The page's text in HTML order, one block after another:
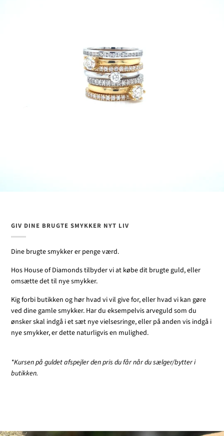
GIV DINE BRUGTE SMYKKER NYT LIV
Dine brugte smykker er penge værd.
Hos House of Diamonds tilbyder vi at købe dit brugte guld, eller
omsætte det til nye smykker.
Kig forbi butikken og hør hvad vi vil give for, eller hvad vi kan gøre
ved dine gamle smykker. Har du eksempelvis arveguld som du
ønsker skal indgå i et sæt nye vielsesringe, eller på anden vis indgå i
nye smykker, er dette naturligvis en mulighed.
*Kursen på guldet afspejler den pris du får når du sælger/bytter i
butikken.